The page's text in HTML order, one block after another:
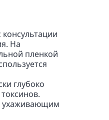
На
пленкой
глубоко
ухаживающим